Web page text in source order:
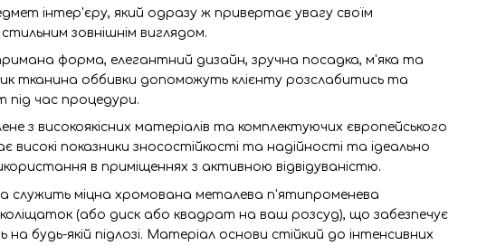
інтер'єру, який одразу ж привертає увагу своїм
зовнішнім виглядом.
форма, елегантний дизайн, зручна посадка, м'яка та
тканина оббивки допоможуть клієнту розслабитись та
під час процедури.
з високоякісних матеріалів та комплектуючих європейського
високі показники зносостійкості та надійності та ідеально
в приміщеннях з активною відвідуваністю.
служить міцна хромована металева п'ятипроменева
(або диск або квадрат на ваш розсуд), що забезпечує
на будь-якій підлозі. Матеріал основи стійкий до інтенсивних